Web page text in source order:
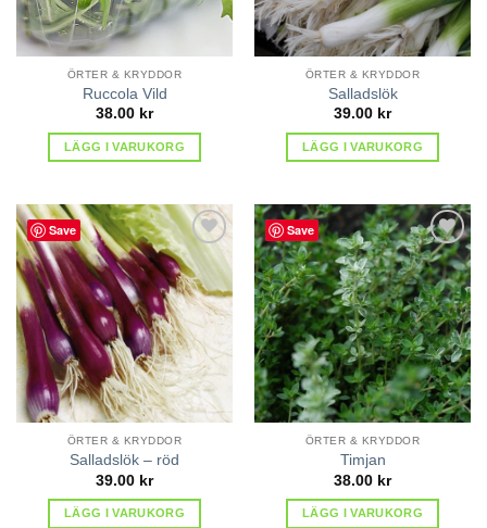
ÖRTER & KRYDDOR
Ruccola Vild
38.00 kr
LÄGG I VARUKORG
ÖRTER & KRYDDOR
Salladslök
39.00 kr
LÄGG I VARUKORG
Save
lägg till
i
favoriter
ÖRTER & KRYDDOR
Salladslök – röd
39.00 kr
LÄGG I VARUKORG
Save
lägg till
i
favoriter
ÖRTER & KRYDDOR
Timjan
38.00 kr
LÄGG I VARUKORG